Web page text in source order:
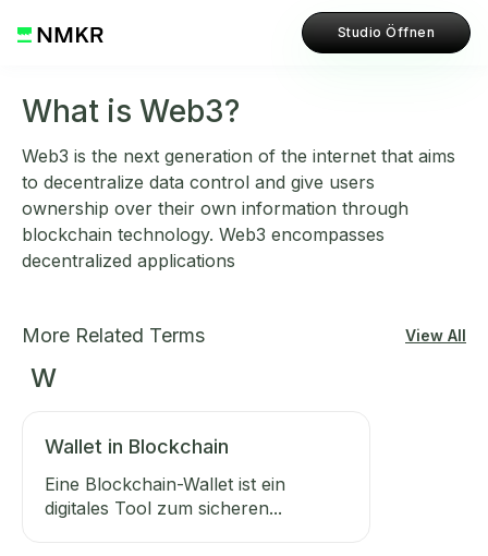
Studio Öffnen
What is Web3?
Web3 is the next generation of the internet that aims
to decentralize data control and give users
ownership over their own information through
blockchain technology. Web3 encompasses
decentralized applications
More Related Terms View All
W
Wallet in Blockchain
Eine Blockchain-Wallet ist ein
digitales Tool zum sicheren...